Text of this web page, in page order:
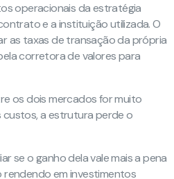
operacionais da estratégia
e a instituição utilizada. O
as taxas de transação da própria
corretora de valores para
os dois mercados for muito
a estrutura perde o
se o ganho dela vale mais a pena
em investimentos